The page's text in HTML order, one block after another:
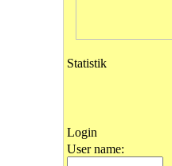
Statistik
Login
User name: